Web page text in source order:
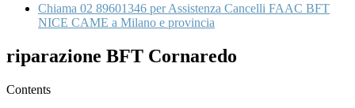
Chiama 02 89601346 per Assistenza Cancelli FAAC BFT
NICE CAME a Milano e provincia
riparazione BFT Cornaredo
Contents